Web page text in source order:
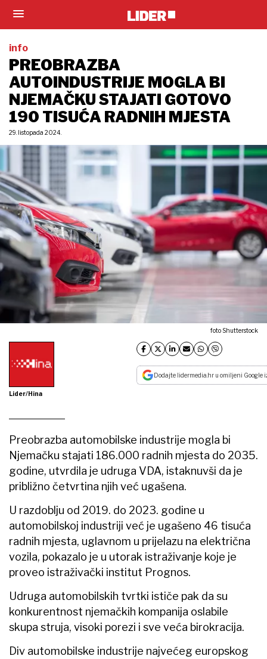
info
PREOBRAZBA
AUTOINDUSTRIJE MOGLA BI
NJEMAČKU STAJATI GOTOVO
190 TISUĆA RADNIH MJESTA
29. listopada 2024.
foto Shutterstock
Lider/Hina
Dodajte lidermedia.hr u omiljeni Google
Preobrazba automobilske industrije mogla bi
Njemačku stajati 186.000 radnih mjesta do 2035.
godine, utvrdila je udruga VDA, istaknuvši da je
približno četvrtina njih već ugašena.
U razdoblju od 2019. do 2023. godine u
automobilskoj industriji već je ugašeno 46 tisuća
radnih mjesta, uglavnom u prijelazu na električna
vozila, pokazalo je u utorak istraživanje koje je
proveo istraživački institut Prognos.
Udruga automobilskih tvrtki ističe pak da su
konkurentnost njemačkih kompanija oslabile
skupa struja, visoki porezi i sve veća birokracija.
Div automobilske industrije najvećeg europskog